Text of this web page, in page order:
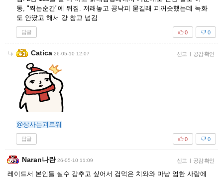
동, "찍는순간"에 뒤짐. 저래놓고 공낙피 묻길래 피꺼솟했는데 녹화
도 안땄고 해서 걍 참고 넘김
답글 0
0
Catica 26-05-10 12:07 신고 | 공감 확인
@상사는괴로워
답글 0
0
Naran나란 26-05-10 11:09 신고 | 공감 확인
레이드서 본인들 실수 감추고 싶어서 겁먹은 치와와 마냥 엄한 사람에